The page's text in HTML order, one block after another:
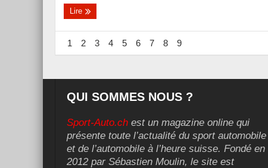
Lire
1 2 3 4 5 6 7 8 9
QUI SOMMES NOUS ?
Sport-Auto.ch est un magazine online qui
présente toute l’actualité du sport automobile
et de l’automobile à l’heure suisse. Fondé en
2012 par Sébastien Moulin, le site est